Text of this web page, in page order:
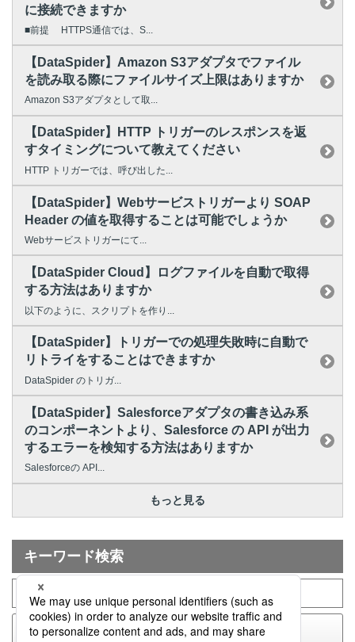
に接続できますか
■前提 HTTPS通信では、S...
【DataSpider】Amazon S3アダプタでファイル
を読み取る際にファイルサイズ上限はありますか
Amazon S3アダプタとして取...
【DataSpider】HTTP トリガーのレスポンスを返
すタイミングについて教えてください
HTTP トリガーでは、呼び出した...
【DataSpider】Webサービストリガーより SOAP
Header の値を取得することは可能でしょうか
Webサービストリガーにて...
【DataSpider Cloud】ログファイルを自動で取得
する方法はありますか
以下のように、スクリプトを作り...
【DataSpider】トリガーでの処理失敗時に自動で
リトライをすることはできますか
DataSpider のトリガ...
【DataSpider】Salesforceアダプタの書き込み系
のコンポーネントより、Salesforce の API が出力
するエラーを検知する方法はありますか
Salesforceの API...
もっと見る
キーワード検索
検索する